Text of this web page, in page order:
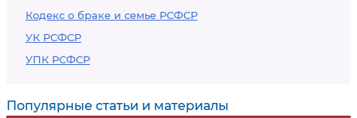
Кодекс о браке и семье РСФСР
УК РСФСР
УПК РСФСР
Популярные статьи и материалы